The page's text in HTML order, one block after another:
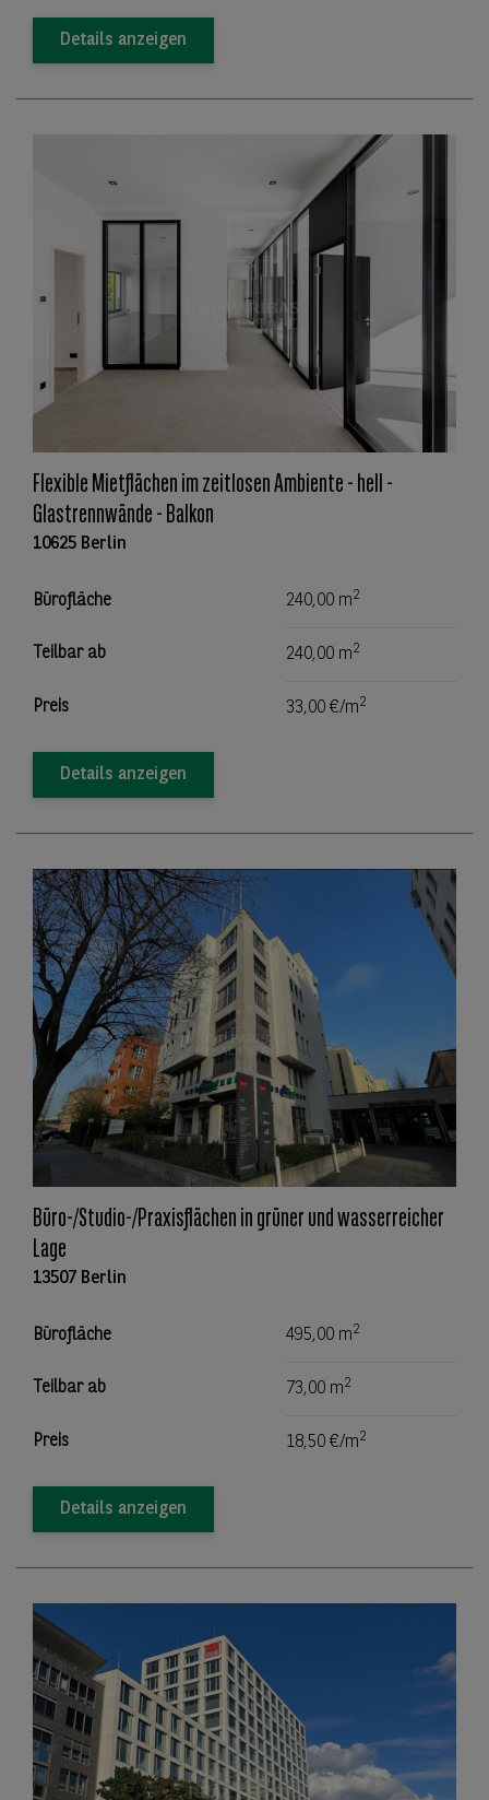
Details anzeigen
Flexible Mietflächen im zeitlosen Ambiente - hell -
Glastrennwände - Balkon
10625 Berlin
Bürofläche 240,00 m2
Teilbar ab 240,00 m2
Preis 33,00 €/m2
Details anzeigen
Büro-/Studio-/Praxisflächen in grüner und wasserreicher
Lage
13507 Berlin
Bürofläche 495,00 m2
Teilbar ab 73,00 m2
Preis 18,50 €/m2
Details anzeigen